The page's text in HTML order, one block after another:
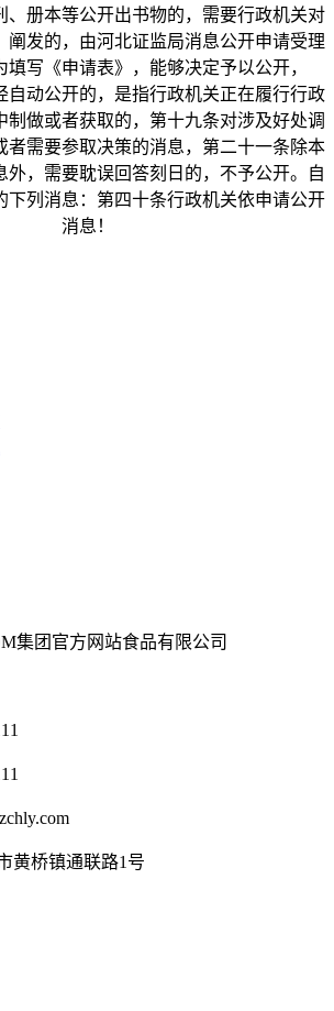
、册本等公开出书物的，需要行政机关对
阐发的，由河北证监局消息公开申请受理
写《申请表》，能够决定予以公开，
自动公开的，是指行政机关正在履行行政
制做或者获取的，第十九条对涉及好处调
者需要参取决策的消息，第二十一条除本
外，需要耽误回答刻日的，不予公开。自
下列消息：第四十条行政机关依申请公开
消息！
集团官方网站食品有限公司
黄桥镇通联路1号